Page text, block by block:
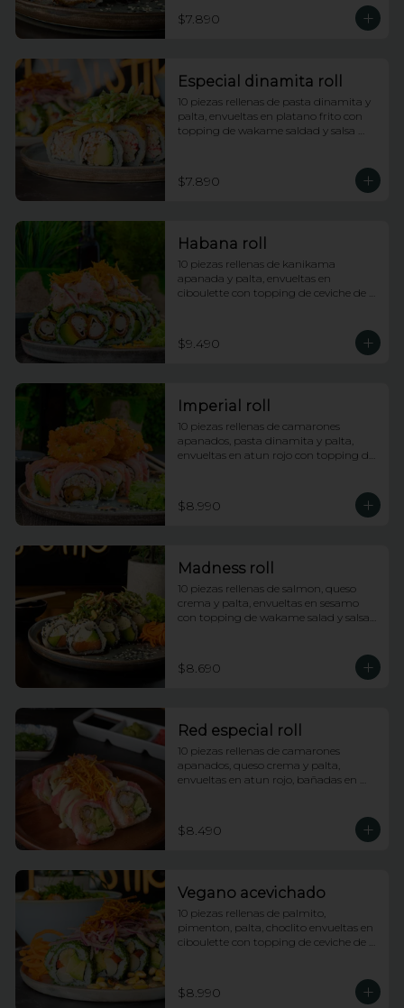
$7.890
Especial dinamita roll
10 piezas rellenas de pasta dinamita y
palta, envueltas en platano frito con
topping de wakame saldad y salsa
$7.890
Habana roll
10 piezas rellenas de kanikama
apanada y palta, envueltas en
ciboulette con topping de ceviche de
$9.490
Imperial roll
10 piezas rellenas de camarones
apanados, pasta dinamita y palta,
envueltas en atun rojo con topping de
$8.990
Madness roll
10 piezas rellenas de salmon, queso
crema y palta, envueltas en sesamo
con topping de wakame salad y salsa
$8.690
Red especial roll
10 piezas rellenas de camarones
apanados, queso crema y palta,
envueltas en atun rojo, bañadas en
$8.490
Vegano acevichado
10 piezas rellenas de palmito,
pimenton, palta, choclito envueltas en
ciboulette con topping de ceviche de
$8.990